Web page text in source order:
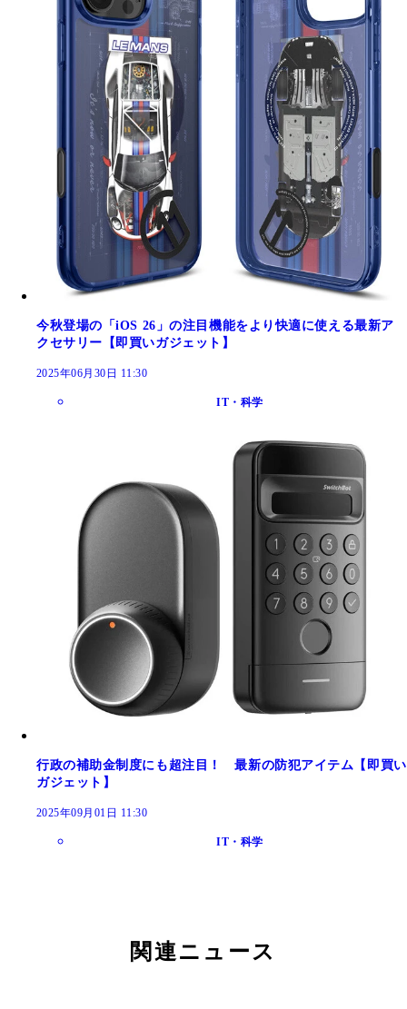
今秋登場の「iOS 26」の注目機能をより快適に使える最新ア
クセサリー【即買いガジェット】
2025年06月30日 11:30
IT・科学
行政の補助金制度にも超注目！ 最新の防犯アイテム【即買い
ガジェット】
2025年09月01日 11:30
IT・科学
関連ニュース